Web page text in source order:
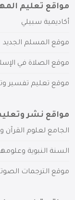
مواقع تعليم
أكاديمية سبيلي
موقع المسلم الجديد
موقع الصلاة في
موقع تعليم تفسير
مواقع نشر
الجامع لعلوم القرآن
السنة النبوية
موقع الترجمات